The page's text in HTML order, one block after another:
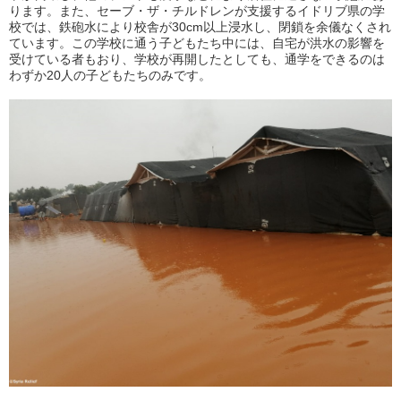
ります。また、セーブ・ザ・チルドレンが支援するイドリブ県の学
校では、鉄砲水により校舎が30cm以上浸水し、閉鎖を余儀なくされ
ています。この学校に通う子どもたち中には、自宅が洪水の影響を
受けている者もおり、学校が再開したとしても、通学をできるのは
わずか20人の子どもたちのみです。